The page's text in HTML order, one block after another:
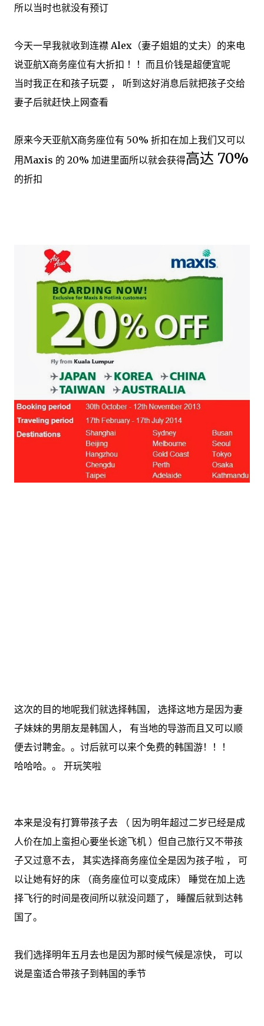
所以当时也就没有预订
今天一早我就收到连襟 Alex（妻子姐姐的丈夫）的来电
说亚航X商务座位有大折扣 ！！而且价钱是超便宜呢
当时我正在和孩子玩耍 ， 听到这好消息后就把孩子交给
妻子后就赶快上网查看
原来今天亚航X商务座位有 50% 折扣在加上我们又可以
用Maxis 的 20% 加进里面所以就会获得高达 70%
的折扣
这次的目的地呢我们就选择韩国， 选择这地方是因为妻
子妹妹的男朋友是韩国人， 有当地的导游而且又可以顺
便去讨聘金。。讨后就可以来个免费的韩国游！！！
哈哈哈。。 开玩笑啦
本来是没有打算带孩子去 （ 因为明年超过二岁已经是成
人价在加上蛮担心要坐长途飞机 ）但自己旅行又不带孩
子又过意不去， 其实选择商务座位全是因为孩子啦 ， 可
以让她有好的床 （商务座位可以变成床） 睡觉在加上选
择飞行的时间是夜间所以就没问题了， 睡醒后就到达韩
国了。
我们选择明年五月去也是因为那时候气候是凉快， 可以
说是蛮适合带孩子到韩国的季节